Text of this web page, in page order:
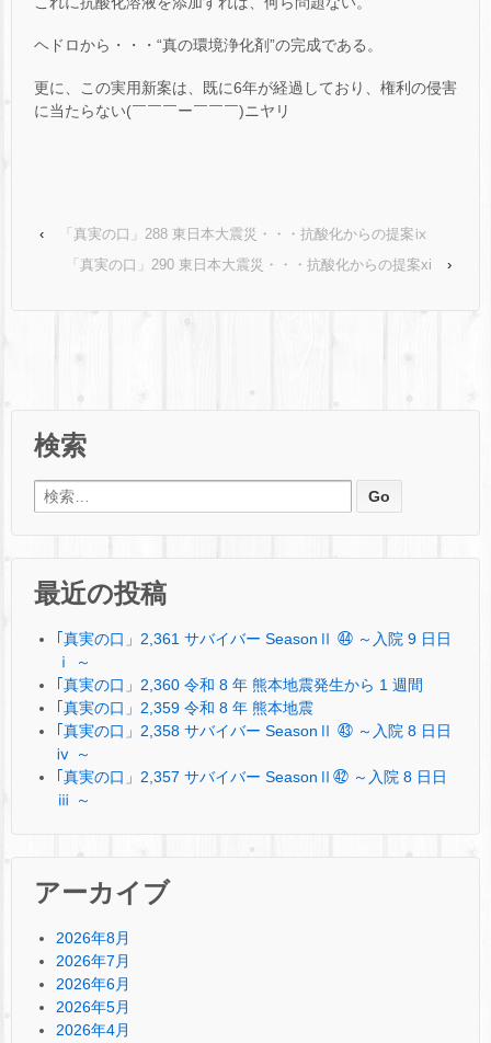
ヘドロから・・・“真の環境浄化剤”の完成である。
更に、この実用新案は、既に6年が経過しており、権利の侵害
に当たらない(￣￣￣ー￣￣￣)ニヤリ
‹
「真実の口」288 東日本大震災・・・抗酸化からの提案ⅸ
「真実の口」290 東日本大震災・・・抗酸化からの提案xi
›
検索
検索:
最近の投稿
｢真実の口」2,361 サバイバー SeasonⅡ ㊹ ～入院 9 日日
ⅰ ～
｢真実の口」2,360 令和 8 年 熊本地震発生から 1 週間
｢真実の口」2,359 令和 8 年 熊本地震
｢真実の口」2,358 サバイバー SeasonⅡ ㊸ ～入院 8 日日
ⅳ ～
｢真実の口」2,357 サバイバー SeasonⅡ㊷ ～入院 8 日日
ⅲ ～
アーカイブ
2026年8月
2026年7月
2026年6月
2026年5月
2026年4月